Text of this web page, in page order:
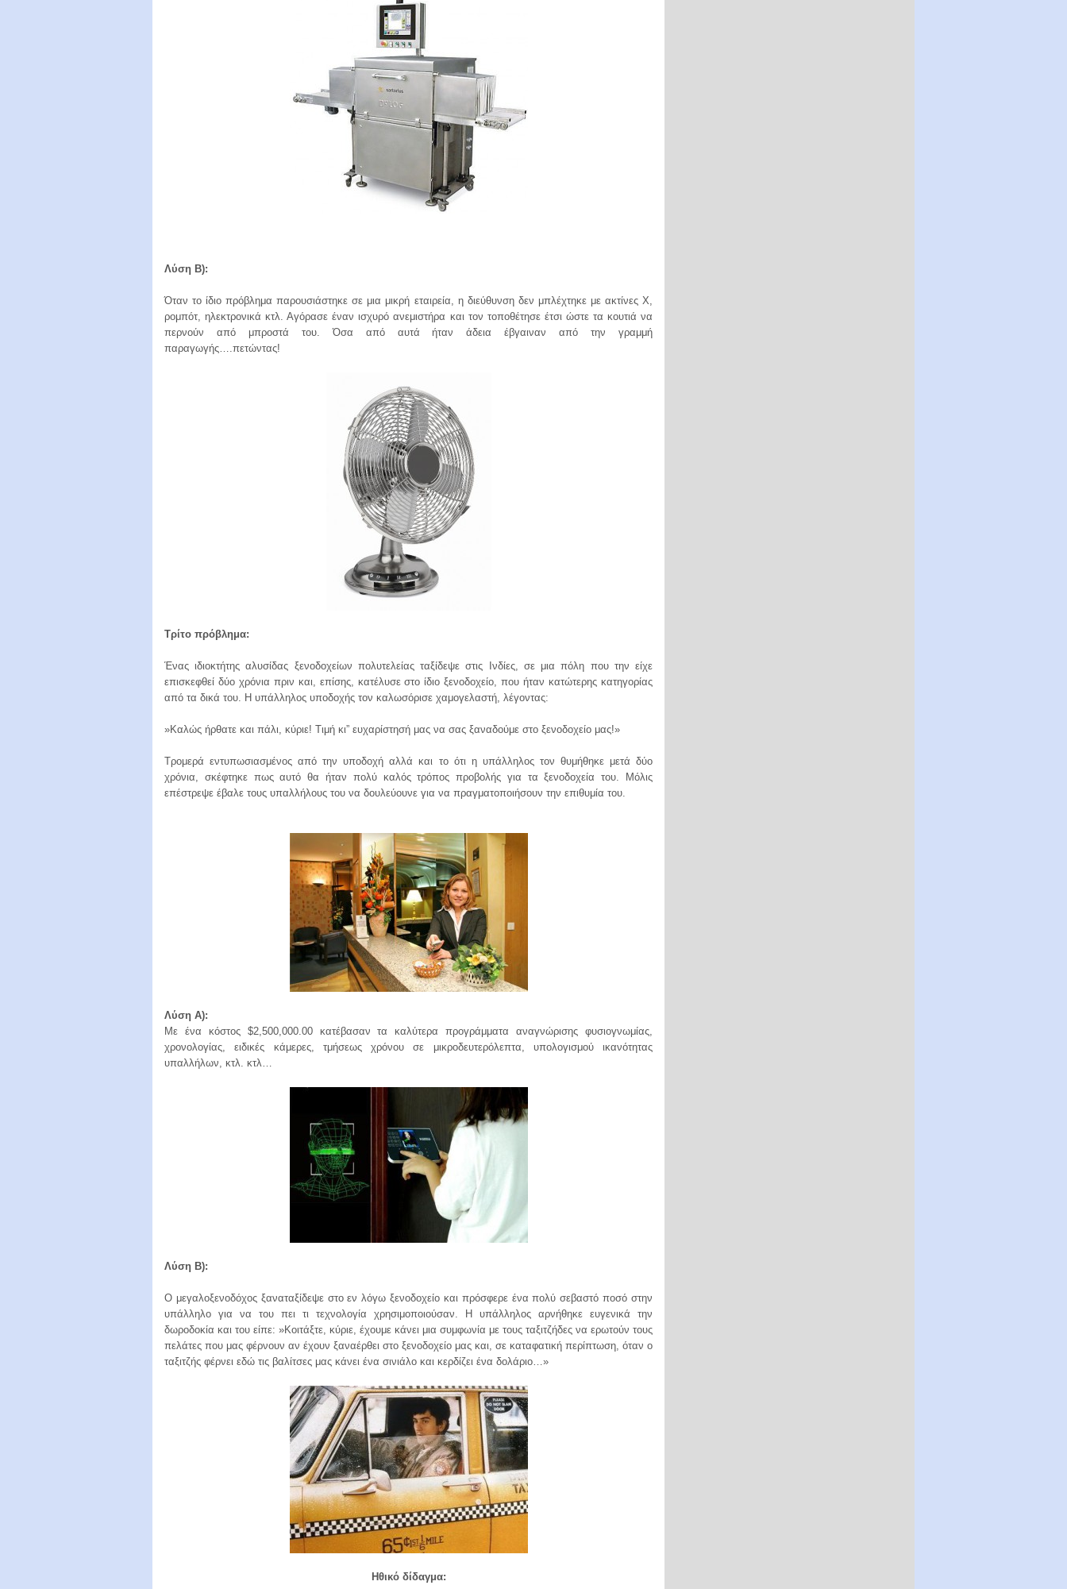
Λύση B):
Όταν το ίδιο πρόβλημα παρουσιάστηκε σε μια μικρή εταιρεία, η διεύθυνση δεν μπλέχτηκε με ακτίνες Χ,
ρομπότ, ηλεκτρονικά κτλ. Αγόρασε έναν ισχυρό ανεμιστήρα και τον τοποθέτησε έτσι ώστε τα κουτιά να
περνούν από μπροστά του. Όσα από αυτά ήταν άδεια έβγαιναν από την γραμμή
παραγωγής….πετώντας!
Τρίτο πρόβλημα:
Ένας ιδιοκτήτης αλυσίδας ξενοδοχείων πολυτελείας ταξίδεψε στις Ινδίες, σε μια πόλη που την είχε
επισκεφθεί δύο χρόνια πριν και, επίσης, κατέλυσε στο ίδιο ξενοδοχείο, που ήταν κατώτερης κατηγορίας
από τα δικά του. Η υπάλληλος υποδοχής τον καλωσόρισε χαμογελαστή, λέγοντας:
»Καλώς ήρθατε και πάλι, κύριε! Τιμή κι” ευχαρίστησή μας να σας ξαναδούμε στο ξενοδοχείο μας!»
Τρομερά εντυπωσιασμένος από την υποδοχή αλλά και το ότι η υπάλληλος τον θυμήθηκε μετά δύο
χρόνια, σκέφτηκε πως αυτό θα ήταν πολύ καλός τρόπος προβολής για τα ξενοδοχεία του. Μόλις
επέστρεψε έβαλε τους υπαλλήλους του να δουλεύουνε για να πραγματοποιήσουν την επιθυμία του.
Λύση A):
Με ένα κόστος $2,500,000.00 κατέβασαν τα καλύτερα προγράμματα αναγνώρισης φυσιογνωμίας,
χρονολογίας, ειδικές κάμερες, τμήσεως χρόνου σε μικροδευτερόλεπτα, υπολογισμού ικανότητας
υπαλλήλων, κτλ. κτλ…
Λύση B):
Ο μεγαλοξενοδόχος ξαναταξίδεψε στο εν λόγω ξενοδοχείο και πρόσφερε ένα πολύ σεβαστό ποσό στην
υπάλληλο για να του πει τι τεχνολογία χρησιμοποιούσαν. Η υπάλληλος αρνήθηκε ευγενικά την
δωροδοκία και του είπε: »Κοιτάξτε, κύριε, έχουμε κάνει μια συμφωνία με τους ταξιτζήδες να ερωτούν τους
πελάτες που μας φέρνουν αν έχουν ξαναέρθει στο ξενοδοχείο μας και, σε καταφατική περίπτωση, όταν ο
ταξιτζής φέρνει εδώ τις βαλίτσες μας κάνει ένα σινιάλο και κερδίζει ένα δολάριο…»
Ηθικό δίδαγμα: